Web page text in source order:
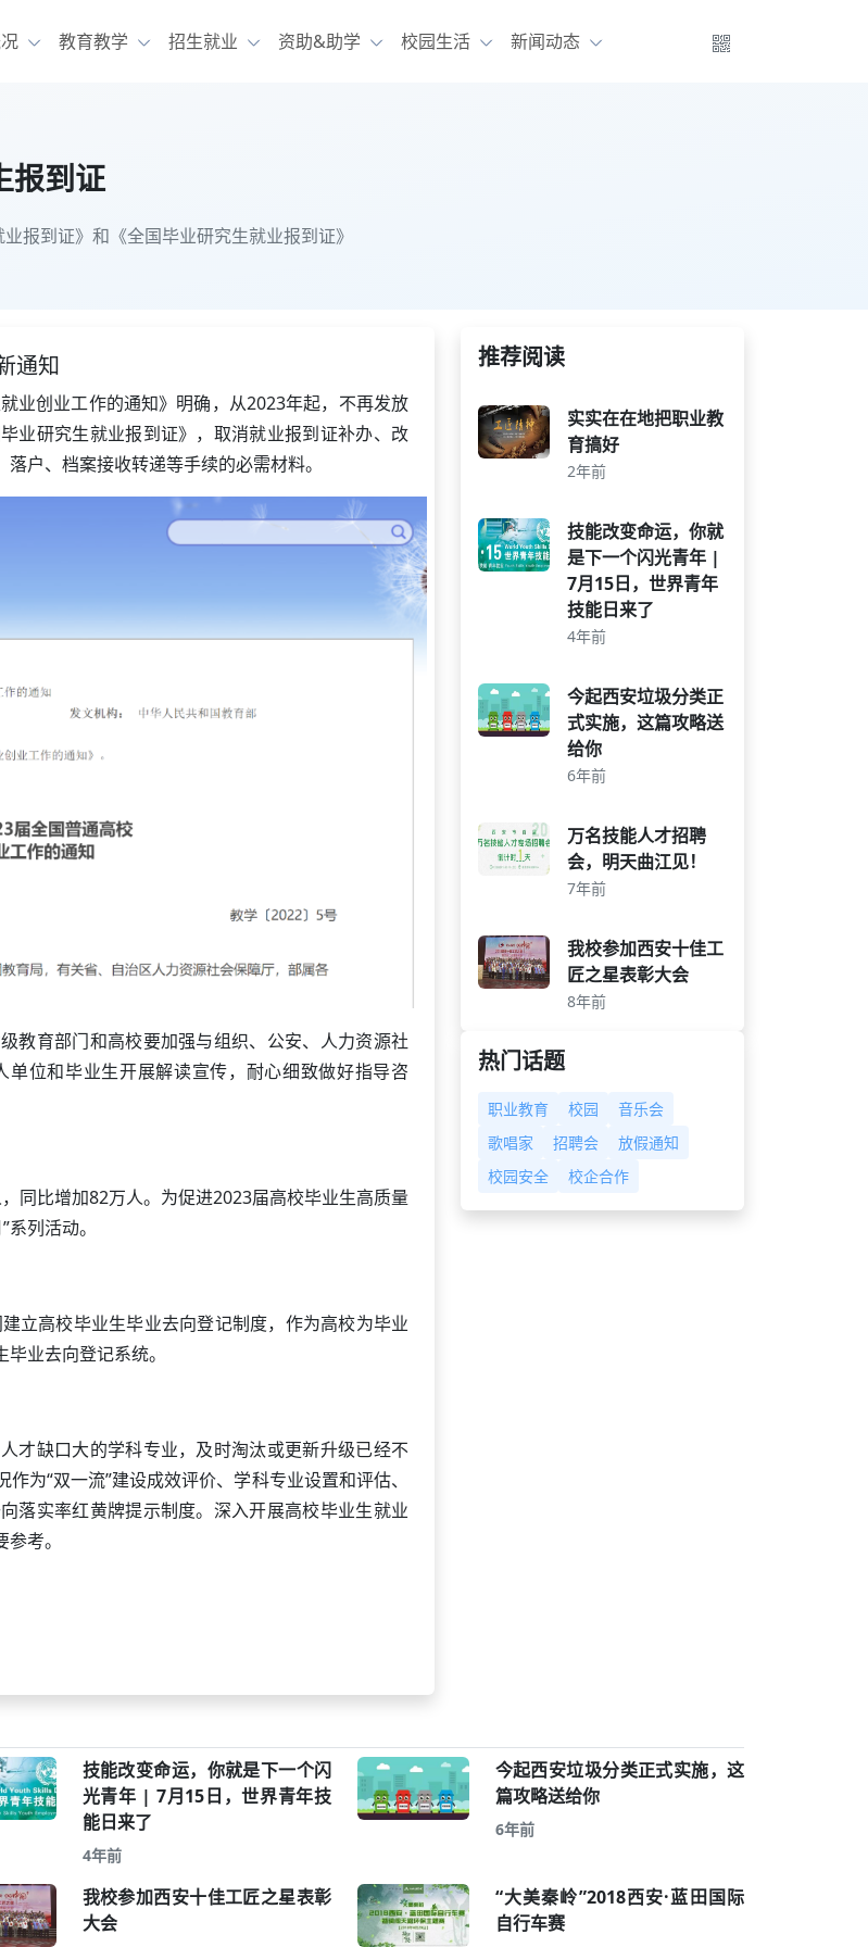
教育教学 招生就业 资助&助学 校园生活 新闻动态
报到证
报到证》和《全国毕业研究生就业报到证》
通知
业创业工作的通知》明确，从2023年起，不再发放
业研究生就业报到证》，取消就业报到证补办、改
户、档案接收转递等手续的必需材料。
教育部门和高校要加强与组织、公安、人力资源社
位和毕业生开展解读宣传，耐心细致做好指导咨
同比增加82万人。为促进2023届高校毕业生高质量
列活动。
立高校毕业生毕业去向登记制度，作为高校为毕业
业去向登记系统。
才缺口大的学科专业，及时淘汰或更新升级已经不
为“双一流”建设成效评价、学科专业设置和评估、
落实率红黄牌提示制度。深入开展高校毕业生就业
考。
推荐阅读
实实在在地把职业教
育搞好
2年前
技能改变命运，你就
是下一个闪光青年 |
7月15日，世界青年
技能日来了
4年前
今起西安垃圾分类正
式实施，这篇攻略送
给你
6年前
万名技能人才招聘
会，明天曲江见！
7年前
我校参加西安十佳工
匠之星表彰大会
8年前
热门话题
职业教育 校园
音乐会
歌唱家
招聘会
放假通知
校园安全
校企合作
技能改变命运，你就是下一个闪
光青年 | 7月15日，世界青年技
能日来了
4年前
今起西安垃圾分类正式实施，这
篇攻略送给你
6年前
我校参加西安十佳工匠之星表彰
大会
“大美秦岭”2018西安·蓝田国际
自行车赛